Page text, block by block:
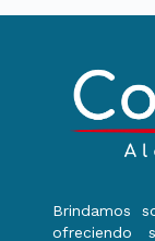
Brindamos
ofreciendo